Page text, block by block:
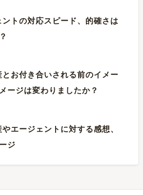
トの対応スピード、的確さは
お付き合いされる前のイメー
ージは変わりましたか？
エージェントに対する感想、
ジ